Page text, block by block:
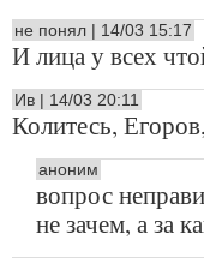
не понял | 14/03 15:17
И лица у всех
Ив | 14/03 20:11
Колитесь,
аноним
вопрос
не зачем, а за